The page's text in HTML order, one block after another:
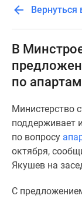
Москвы
Готовые
новостройки
Новостройки
карте
предложения
Коммерческие
помещения
Продавцы
Вернуться
В
по
Министерство
поддерживает
по вопросу
октября,
Якушев на
С